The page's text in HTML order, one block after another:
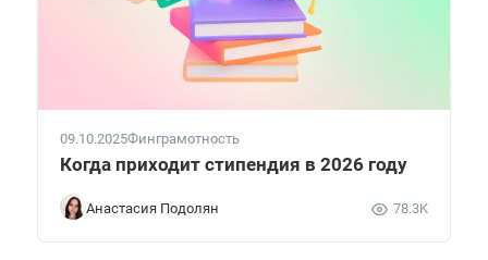
09.10.2025Финграмотность
Когда приходит стипендия в 2026 году
Анастасия Подолян 78.3K